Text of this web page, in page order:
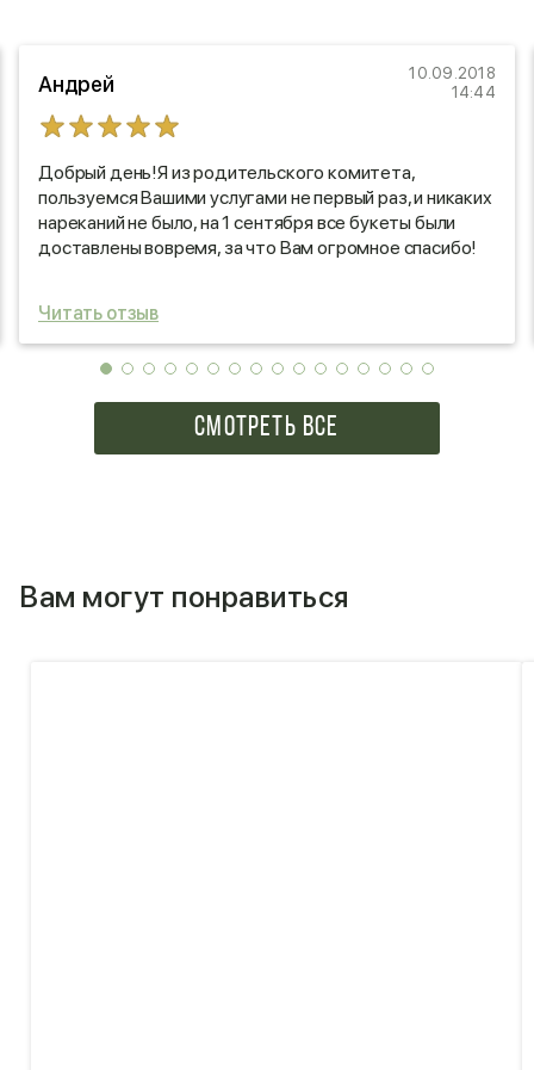
Андрей
10.09.2018
14:44
Добрый день!Я из родительского комитета,
пользуемся Вашими услугами не первый раз, и никаких
нареканий не было, на 1 сентября все букеты были
доставлены вовремя, за что Вам огромное спасибо!
Читать отзыв
СМОТРЕТЬ ВСЕ
Вам могут понравиться